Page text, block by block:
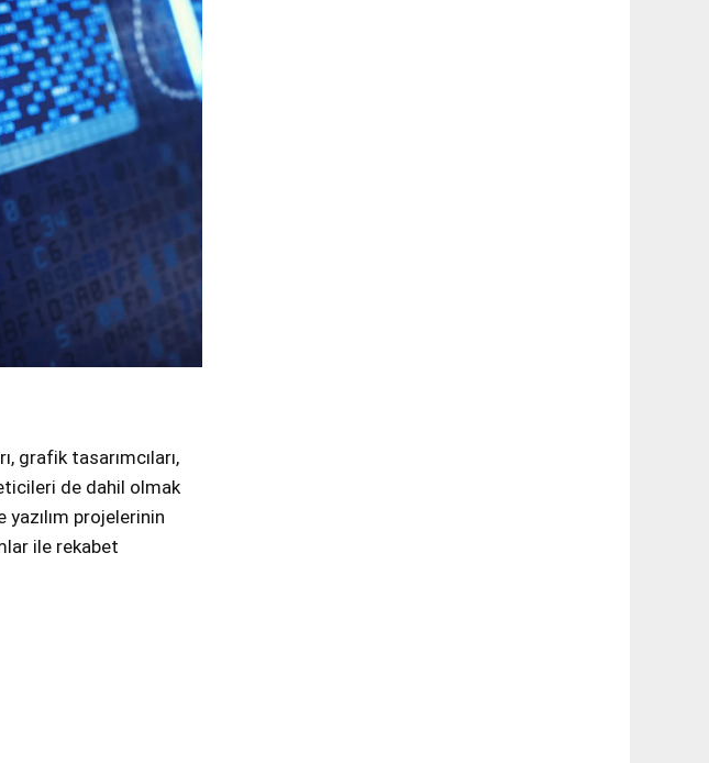
grafik tasarımcıları,
de dahil olmak
yazılım projelerinin
ile rekabet